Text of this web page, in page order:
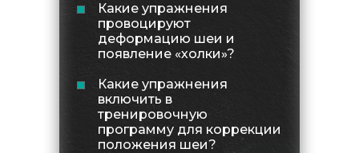
Какие упражнения
провоцируют
деформацию шеи и
появление «холки»?
Какие упражнения
включить в
тренировочную
программу для коррекции
положения шеи?